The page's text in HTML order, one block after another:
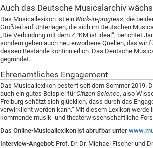
Auch das Deutsche Musicalarchiv
Das Musicallexikon ist ein Work-in-progress, die
Großteil auf Unterlagen, die sich im Deutschen
„Die Verbindung mit dem ZPKM ist ideal“, berichtet
sondern geben auch neu erworbene Quellen, das wir
dessen Bestände kontinuierlich. Das Deutsche
gegründet.
Ehrenamtliches Engagement
Das Musicallexikon besteht seit dem Sommer 2019.
auch ein gutes Beispiel fürCitizen Science, also
Freiburg schätzt sich glücklich, dass durch das
verwirklicht werden kann.“ Mit diesem Lexikon
kommende musik- und theaterwissenschaftliche
Das Online-Musicallexikon ist abrufbar unter
Interview-Angebot: Prof. Dr. Dr. Michael Fischer und